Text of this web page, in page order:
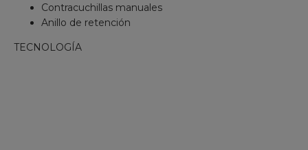
Contracuchillas manuales
Anillo de retención
TECNOLOGÍA